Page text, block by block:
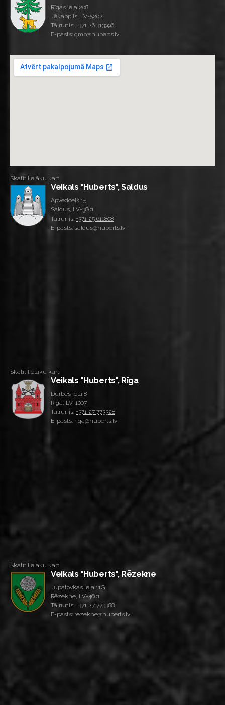
Rīgas iela 208
Jēkabpils, LV-5202
Tālrunis: +371 26 313996
E-pasts: gmb@huberts.lv
Skatīt lielāku karti
Veikals "Huberts", Saldus
Apvedceļš 15
Saldus, LV-3801
Tālrunis: +371 25 611808
E-pasts: saldus@huberts.lv
Skatīt lielāku karti
Veikals "Huberts", Rīga
Durbes iela 8
Rīga, LV-1007
Tālrunis: +371 27 773328
E-pasts: riga@huberts.lv
Skatīt lielāku karti
Veikals "Huberts", Rēzekne
Jupatovkas iela 11G
Rēzekne, LV-4601
Tālrunis: +371 27 773388
E-pasts: rezekne@huberts.lv